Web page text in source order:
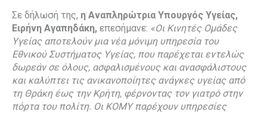
Σε δήλωσή της, η Αναπληρώτρια Υπουργός Υγείας,
Ειρήνη Αγαπηδάκη, επεσήμανε: «Οι Κινητές Ομάδες
Υγείας αποτελούν μια νέα μόνιμη υπηρεσία του
Εθνικού Συστήματος Υγείας, που παρέχεται εντελώς
δωρεάν σε όλους, ασφαλισμένους και ανασφάλιστους
και καλύπτει τις ανικανοποίητες ανάγκες υγείας από
τη Θράκη έως την Κρήτη, φέρνοντας τον γιατρό στην
πόρτα του πολίτη. Οι ΚΟΜΥ παρέχουν υπηρεσίες